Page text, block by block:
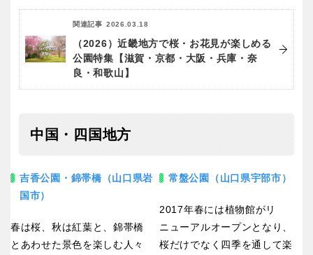
関連記事 2026.03.18
（2026）近畿地方で桜・お花見が楽しめる
公園特集【滋賀・京都・大阪・兵庫・奈
良・和歌山】
中国・四国地方
吉香公園・錦帯橋（山口県岩
国市）
春は桜、秋は紅葉と、錦帯橋
とあわせた景色を楽しむ人々
常盤公園（山口県宇部市）
2017年春には植物館がリ
ニューアルオープンとなり、
桜だけでなく四季を通して楽